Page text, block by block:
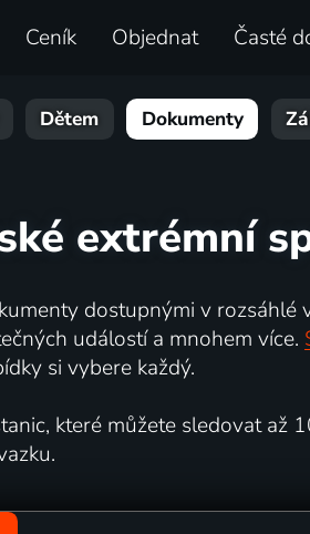
Ceník Objednat Časté
Dětem Dokumenty
extrémní
dostupnými v rozsáhlé
událostí a mnohem více.
si vybere každý.
které můžete sledovat až